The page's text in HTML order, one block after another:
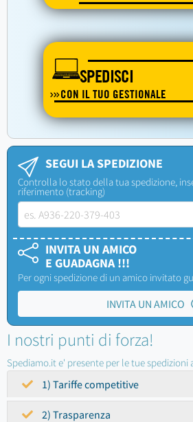
SPEDISCI
CON IL TUO GESTIONALE
SEGUI LA SPEDIZIONE
Controlla lo stato della tua spedizione,
riferimento (tracking)
INVITA UN AMICO
E GUADAGNA !!!
Per ogni spedizione di un amico invitato
INVITA UN AMICO
I nostri punti di forza!
Spediamo.it e' presente per le tue spedizioni
1) Tariffe competitive
2) Trasparenza